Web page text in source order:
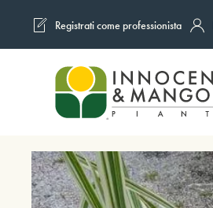
Skip to main content
Registrati come professionista